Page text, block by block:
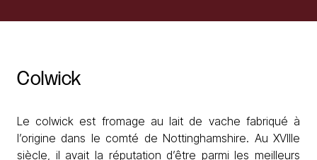
Colwick
Le colwick est fromage au lait de vache fabriqué à
l’origine dans le comté de Nottinghamshire. Au XVIIIe
siècle, il avait la réputation d’être parmi les meilleurs